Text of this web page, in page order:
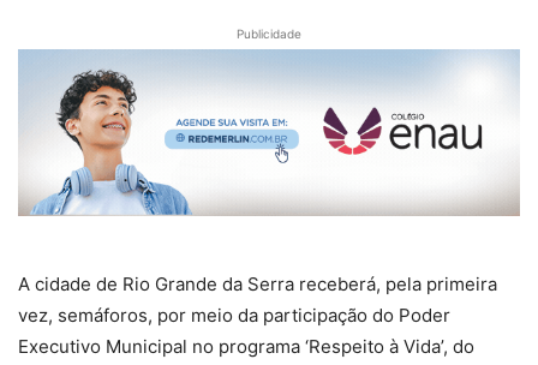
Publicidade
A cidade de Rio Grande da Serra receberá, pela primeira
vez, semáforos, por meio da participação do Poder
Executivo Municipal no programa ‘Respeito à Vida’, do